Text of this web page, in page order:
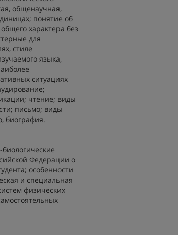
общенаучная,
понятие об
характера без
для
стиле
языка,
ситуациях
чтение; виды
письмо; виды
биография.
Федерации о
особенности
и специальная
физических